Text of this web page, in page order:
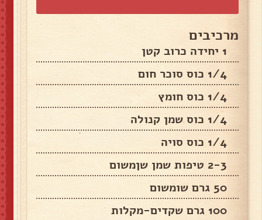
מרכיבים
1 יחידה כרוב קטן
1/4 כוס סוכר חום
1/4 כוס חומץ
1/4 כוס שמן קנולה
1/4 כוס סויה
2-3 טיפות שמן שןמשום
50 גרם שומשום
100 גרם שקדים-מקלות